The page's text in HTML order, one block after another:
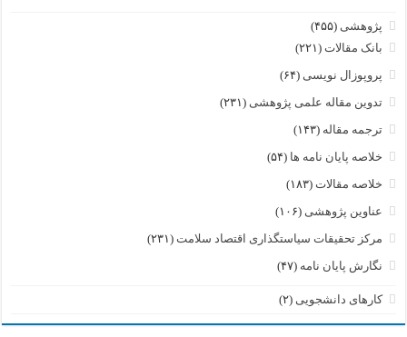
پژوهشی (۴۵۵)
بانک مقالات (۲۲۱)
پروپوزال نویسی (۶۴)
تدوین مقاله علمی پژوهشی (۲۳۱)
ترجمه مقاله (۱۴۳)
خلاصه پایان نامه ها (۵۴)
خلاصه مقالات (۱۸۳)
عناوین پژوهشی (۱۰۶)
مرکز تحقیقات سیاستگذاری اقتصاد سلامت (۲۳۱)
نگارش پایان نامه (۴۷)
کارهای دانشجویی (۲)